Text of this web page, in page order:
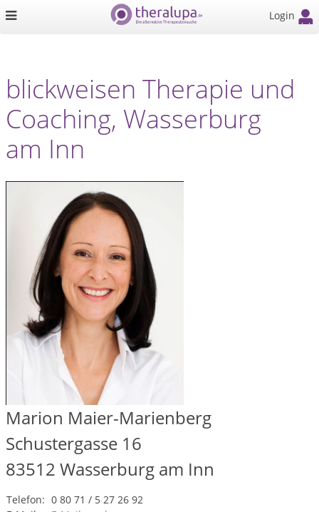
Login
blickweisen Therapie und
Coaching, Wasserburg
am Inn
Marion Maier-Marienberg
Schustergasse 16
83512 Wasserburg am Inn
Telefon: 0 80 71 / 5 27 26 92